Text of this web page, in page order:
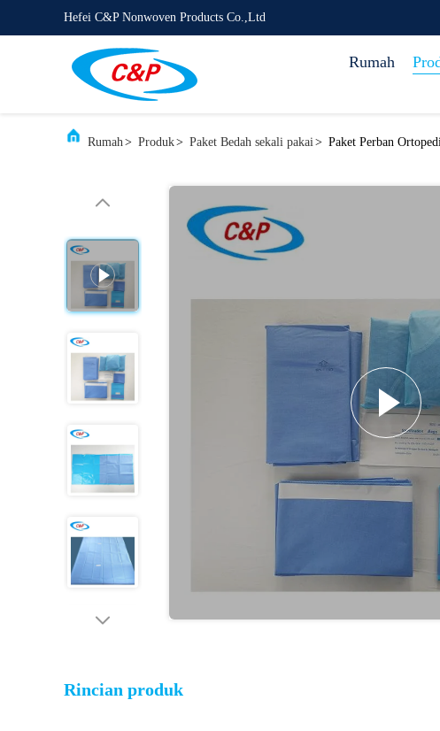
Hefei C&P Nonwoven Products Co.,Ltd
Rumah
Rumah> Produk> Paket Bedah sekali pakai> Paket Perban
Rincian produk